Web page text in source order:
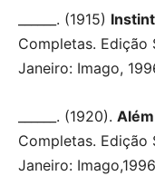
______. (1915)
Completas. Edição
Janeiro: Imago,
______. (1920).
Completas. Edição
Janeiro: